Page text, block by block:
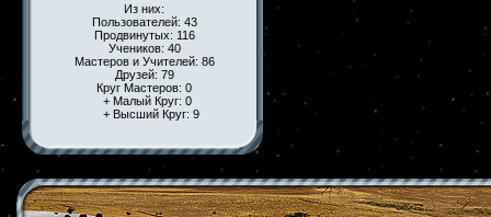
Из них:
Пользователей: 43
Продвинутых: 116
Учеников: 40
Мастеров и Учителей: 86
Друзей: 79
Круг Мастеров: 0
+ Малый Круг: 0
+ Высший Круг: 9